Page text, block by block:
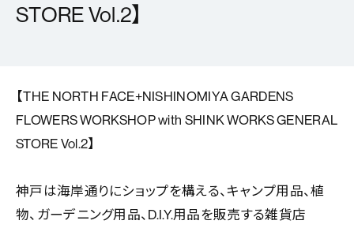
STORE Vol.2】
【THE NORTH FACE+NISHINOMIYA GARDENS
FLOWERS WORKSHOP with SHINK WORKS GENERAL
STORE Vol.2】
神戸は海岸通りにショップを構える、キャンプ用品、植
物、ガーデニング用品、D.I.Y.用品を販売する雑貨店